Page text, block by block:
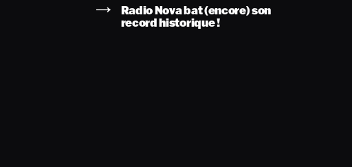
Radio Nova bat (encore) son
record historique !